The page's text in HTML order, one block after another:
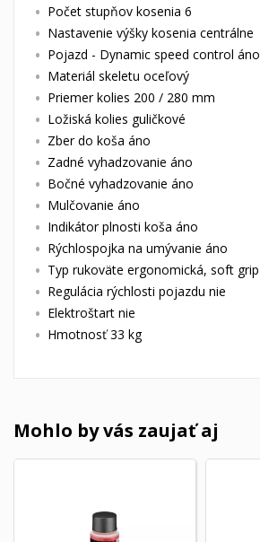
Počet stupňov kosenia 6
Nastavenie výšky kosenia centrálne
Pojazd - Dynamic speed control áno
Materiál skeletu oceľový
Priemer kolies 200 / 280 mm
Ložiská kolies guličkové
Zber do koša áno
Zadné vyhadzovanie áno
Bočné vyhadzovanie áno
Mulčovanie áno
Indikátor plnosti koša áno
Rýchlospojka na umývanie áno
Typ rukoväte ergonomická, soft grip
Regulácia rýchlosti pojazdu nie
Elektroštart nie
Hmotnosť 33 kg
Mohlo by vás zaujať aj